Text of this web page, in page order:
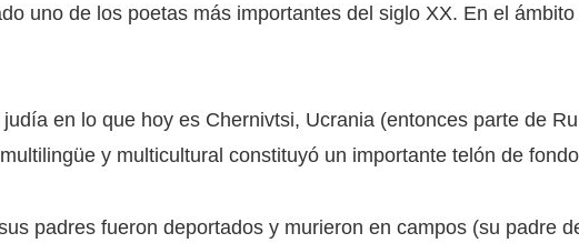
uno de los poetas más importantes del siglo XX. En el
en lo que hoy es Chernivtsi, Ucrania (entonces parte de
y multicultural constituyó un importante telón de
padres fueron deportados y murieron en campos (su padre